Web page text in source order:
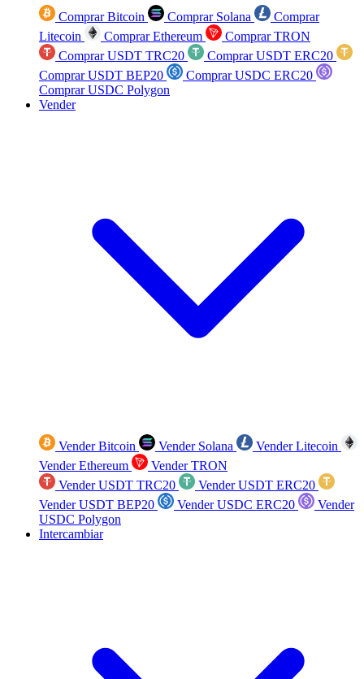
Comprar Bitcoin Comprar Solana
Comprar
Litecoin
Comprar Ethereum
Comprar TRON
Comprar USDT TRC20
Comprar USDT ERC20
Comprar USDT BEP20
Comprar USDC ERC20
Comprar USDC Polygon
Vender
Vender Bitcoin Vender Solana
Vender Litecoin
Vender Ethereum
Vender TRON
Vender USDT TRC20
Vender USDT ERC20
Vender USDT BEP20
Vender USDC ERC20
Vender
USDC Polygon
Intercambiar